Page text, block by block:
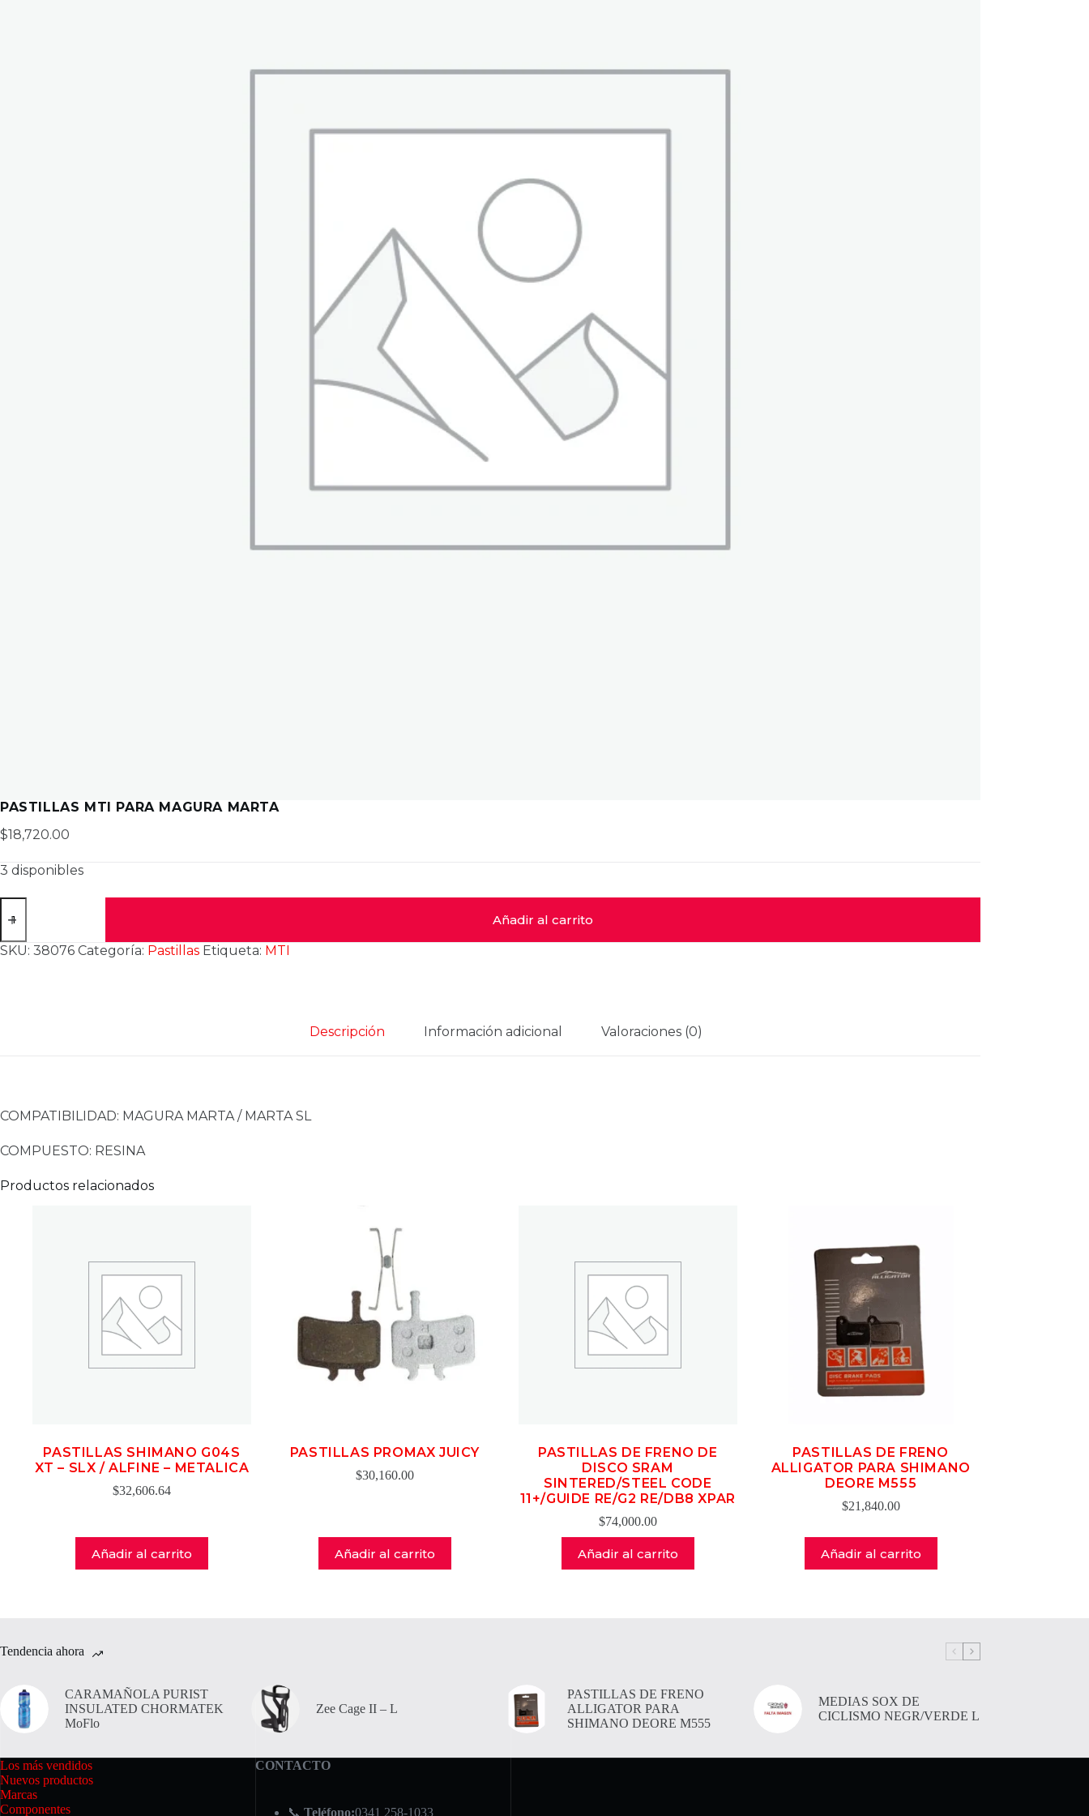
PASTILLAS MTI PARA MAGURA MARTA
$18,720.00
3 disponibles
PASTILLAS
MTI
MAGURA
Añadir al carrito
SKU: 38076 Categoría: Pastillas Etiqueta: MTI
Descripción Información adicional Valoraciones (0)
COMPATIBILIDAD: MAGURA MARTA / MARTA SL
COMPUESTO: RESINA
Productos relacionados
PASTILLAS SHIMANO G04S
XT – SLX / ALFINE – METALICA
$32,606.64
Añadir al carrito
PASTILLAS PROMAX JUICY
$30,160.00
Añadir al carrito
PASTILLAS DE FRENO DE
DISCO SRAM
SINTERED/STEEL CODE
11+/GUIDE RE/G2 RE/DB8 XPAR
$74,000.00
Añadir al carrito
PASTILLAS DE FRENO
ALLIGATOR PARA SHIMANO
DEORE M555
$21,840.00
Añadir al carrito
Tendencia ahora
CARAMAÑOLA PURIST
INSULATED CHORMATEK
MoFlo
Zee Cage II – L
PASTILLAS DE FRENO
ALLIGATOR PARA
SHIMANO DEORE M555
MEDIAS SOX DE
CICLISMO NEGR/VERDE L
Los más vendidos
Nuevos productos
Marcas
Componentes
CONTACTO
📞 Teléfono:0341 258-1033